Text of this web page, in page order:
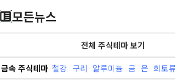
모든뉴스
전체 주식테마 보기
금속 주식테마 철강 구리 알루미늄 금 은 희토